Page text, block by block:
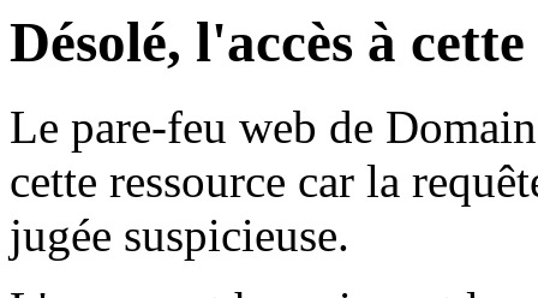
Désolé, l'accès à
Le pare-feu web de
cette ressource car la
jugée suspicieuse.